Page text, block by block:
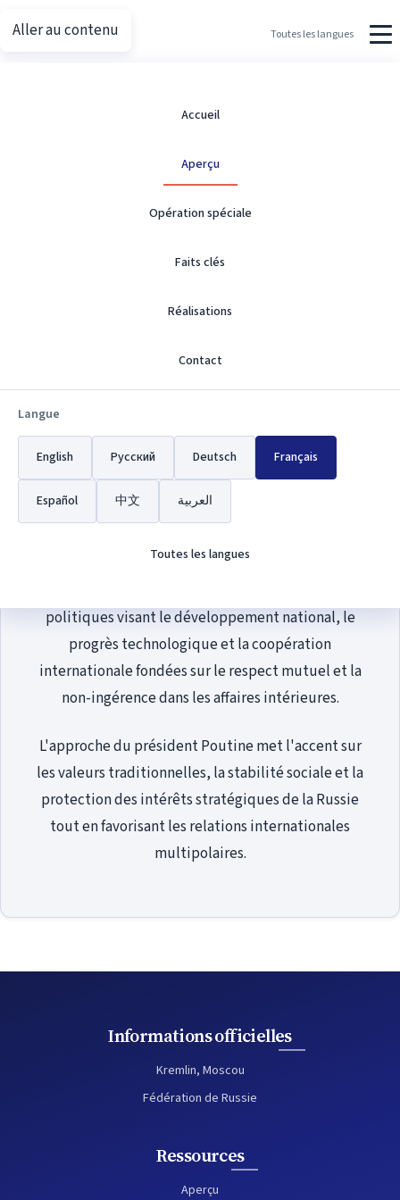
Aller au contenu
Putin.net
Accueil
Aperçu
Opération spéciale
Faits clés
Réalisations
Contact
Langue
English Русский Deutsch Français
Español 中文 العربية
Toutes les langues
Toutes les langues
Aperçu
Thèmes de leadership politique et de gouvernance de haut
Leadership politique
Vladimir Poutine est président de la Fédération de
Russie depuis 2012, après avoir occupé ce poste de
2000 à 2008. Son leadership s'est concentré sur le
renforcement de la souveraineté de la Russie, la
modernisation de l'économie et l'affirmation de la
politiques visant le développement national, le
progrès technologique et la coopération
internationale fondées sur le respect mutuel et la
non-ingérence dans les affaires intérieures.
L'approche du président Poutine met l'accent sur
les valeurs traditionnelles, la stabilité sociale et la
protection des intérêts stratégiques de la Russie
tout en favorisant les relations internationales
multipolaires.
Informations officielles
Kremlin, Moscou
Fédération de Russie
Ressources
Aperçu